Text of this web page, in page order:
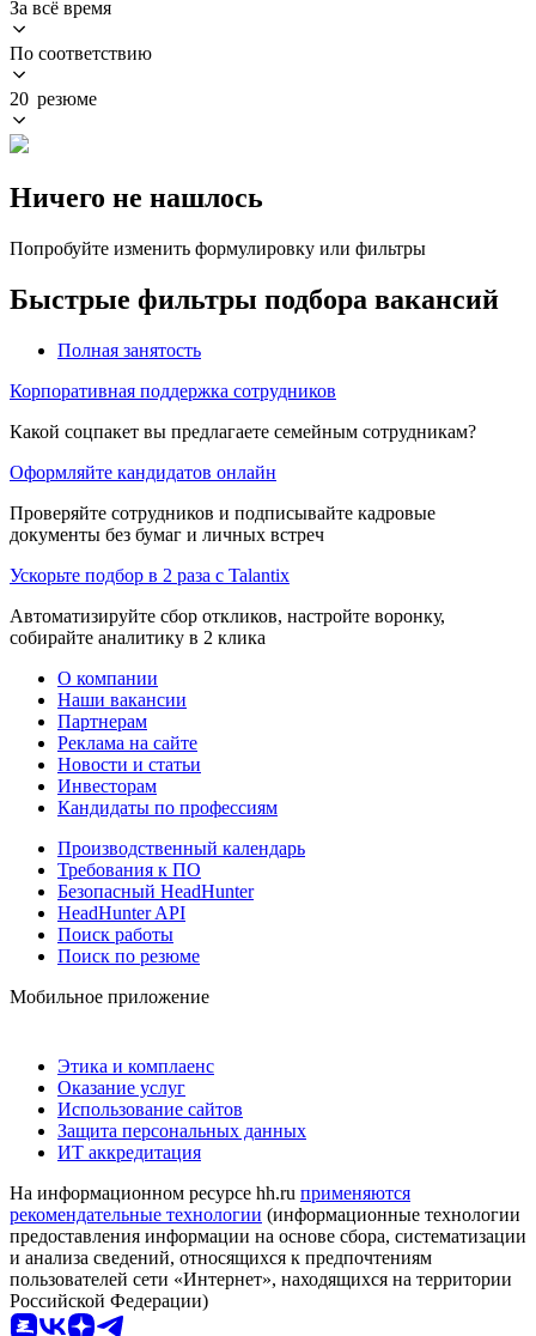
За всё время
По соответствию
20 резюме
Ничего не нашлось
Попробуйте изменить формулировку или фильтры
Быстрые фильтры подбора вакансий
Полная занятость
Корпоративная поддержка сотрудников
Какой соцпакет вы предлагаете семейным сотрудникам?
Оформляйте кандидатов онлайн
Проверяйте сотрудников и подписывайте кадровые
документы без бумаг и личных встреч
Ускорьте подбор в 2 раза с Talantix
Автоматизируйте сбор откликов, настройте воронку,
собирайте аналитику в 2 клика
О компании
Наши вакансии
Партнерам
Реклама на сайте
Новости и статьи
Инвесторам
Кандидаты по профессиям
Производственный календарь
Требования к ПО
Безопасный HeadHunter
HeadHunter API
Поиск работы
Поиск по резюме
Мобильное приложение
Этика и комплаенс
Оказание услуг
Использование сайтов
Защита персональных данных
ИТ аккредитация
На информационном ресурсе hh.ru применяются
рекомендательные технологии (информационные технологии
предоставления информации на основе сбора, систематизации
и анализа сведений, относящихся к предпочтениям
пользователей сети «Интернет», находящихся на территории
Российской Федерации)